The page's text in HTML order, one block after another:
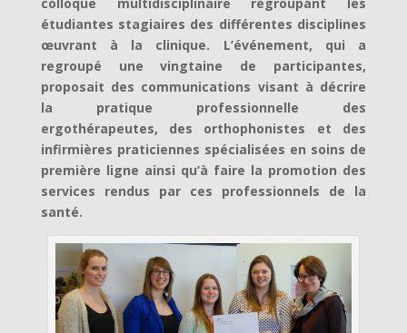
étudiantes stagiaires des différentes disciplines
œuvrant à la clinique. L’événement, qui a
regroupé une vingtaine de participantes,
proposait des communications visant à décrire
la pratique professionnelle des
ergothérapeutes, des orthophonistes et des
infirmières praticiennes spécialisées en soins de
première ligne ainsi qu’à faire la promotion des
services rendus par ces professionnels de la
santé.